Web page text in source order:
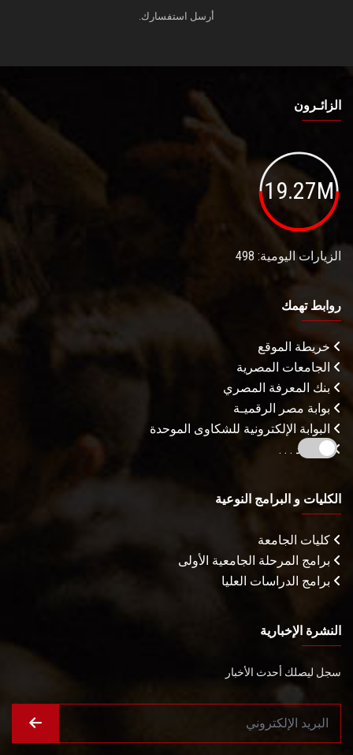
أرسل استفسارك.
الزائـرون
19.27M
الزيارات اليومية: 498
روابط تهمك
خريطة الموقع
الجامعات المصرية
بنك المعرفة المصري
بوابة مصر الرقميـة
البوابة الإلكترونية للشكاوى الموحدة
المزيـد . . .
الكليات و البرامج النوعية
كليات الجامعة
برامج المرحلة الجامعية الأولى
برامج الدراسات العليا
النشرة الإخبارية
سجل ليصلك أحدث الأخبار